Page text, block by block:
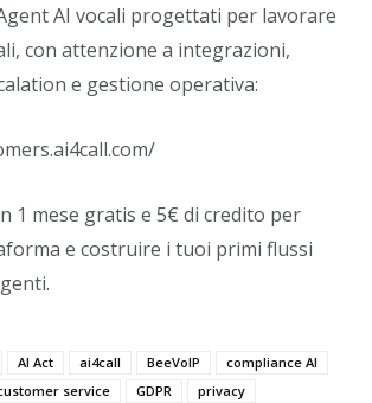
AI vocali progettati per lavorare
con attenzione a integrazioni,
e gestione operativa:
1 mese gratis e 5€ di credito per
e costruire i tuoi primi flussi
AI Act ai4call BeeVoIP
compliance AI
service GDPR
privacy